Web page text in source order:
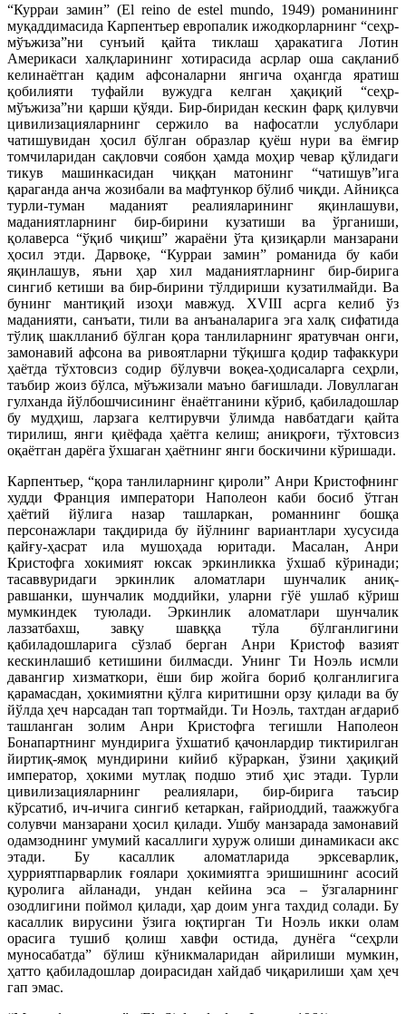
“Курраи замин” (El reino de estel mundo, 1949) романининг
муқаддимасида Карпентьер европалик ижодкорларнинг “сеҳр-
мўъжиза”ни сунъий қайта тиклаш ҳаракатига Лотин
Америкаси халқларининг хотирасида асрлар оша сақланиб
келинаётган қадим афсоналарни янгича оҳангда яратиш
қобилияти туфайли вужудга келган ҳақиқий “сеҳр-
мўъжиза”ни қарши қўяди. Бир-биридан кескин фарқ қилувчи
цивилизацияларнинг сержило ва нафосатли услублари
чатишувидан ҳосил бўлган образлар қуёш нури ва ёмғир
томчиларидан сақловчи соябон ҳамда моҳир чевар қўлидаги
тикув машинкасидан чиққан матонинг “чатишув”ига
қараганда анча жозибали ва мафтункор бўлиб чиқди. Айниқса
турли-туман маданият реалияларининг яқинлашуви,
маданиятларнинг бир-бирини кузатиши ва ўрганиши,
қолаверса “ўқиб чиқиш” жараёни ўта қизиқарли манзарани
ҳосил этди. Дарвоқе, “Курраи замин” романида бу каби
яқинлашув, яъни ҳар хил маданиятларнинг бир-бирига
сингиб кетиши ва бир-бирини тўлдириши кузатилмайди. Ва
бунинг мантиқий изоҳи мавжуд. XVIII асрга келиб ўз
маданияти, санъати, тили ва анъаналарига эга халқ сифатида
тўлиқ шаклланиб бўлган қора танлиларнинг яратувчан онги,
замонавий афсона ва ривоятларни тўқишга қодир тафаккури
ҳаётда тўхтовсиз содир бўлувчи воқеа-ҳодисаларга сеҳрли,
таъбир жоиз бўлса, мўъжизали маъно бағишлади. Ловуллаган
гулханда йўлбошчисининг ёнаётганини кўриб, қабиладошлар
бу мудҳиш, ларзага келтирувчи ўлимда навбатдаги қайта
тирилиш, янги қиёфада ҳаётга келиш; аниқроғи, тўхтовсиз
оқаётган дарёга ўхшаган ҳаётнинг янги боскичини кўришади.
Карпентьер, “қора танлиларнинг қироли” Анри Кристофнинг
худди Франция императори Наполеон каби босиб ўтган
ҳаётий йўлига назар ташларкан, романнинг бошқа
персонажлари тақдирида бу йўлнинг вариантлари хусусида
қайғу-ҳасрат ила мушоҳада юритади. Масалан, Анри
Кристофга хокимият юксак эркинликка ўхшаб кўринади;
тасаввуридаги эркинлик аломатлари шунчалик аниқ-
равшанки, шунчалик моддийки, уларни гўё ушлаб кўриш
мумкиндек туюлади. Эркинлик аломатлари шунчалик
лаззатбахш, завқу шавққа тўла бўлганлигини
қабиладошларига сўзлаб берган Анри Кристоф вазият
кескинлашиб кетишини билмасди. Унинг Ти Ноэль исмли
давангир хизматкори, ёши бир жойга бориб қолганлигига
қарамасдан, ҳокимиятни қўлга киритишни орзу қилади ва бу
йўлда ҳеч нарсадан тап тортмайди. Ти Ноэль, тахтдан ағдариб
ташланган золим Анри Кристофга тегишли Наполеон
Бонапартнинг мундирига ўхшатиб қачонлардир тиктирилган
йиртиқ-ямоқ мундирини кийиб кўраркан, ўзини ҳақиқий
император, ҳокими мутлақ подшо этиб ҳис этади. Турли
цивилизацияларнинг реалиялари, бир-бирига таъсир
кўрсатиб, ич-ичига сингиб кетаркан, ғайриоддий, таажжубга
солувчи манзарани ҳосил қилади. Ушбу манзарада замонавий
одамзоднинг умумий касаллиги хуруж олиши динамикаси акс
этади. Бу касаллик аломатларида эрксеварлик,
ҳурриятпарварлик ғоялари ҳокимиятга эришишнинг асосий
қуролига айланади, ундан кейина эса – ўзгаларнинг
озодлигини поймол қилади, ҳар доим унга тахдид солади. Бу
касаллик вирусини ўзига юқтирган Ти Ноэль икки олам
орасига тушиб қолиш хавфи остида, дунёга “сеҳрли
муносабатда” бўлиш кўникмаларидан айрилиши мумкин,
ҳатто қабиладошлар доирасидан хайдаб чиқарилиши ҳам ҳеч
гап эмас.